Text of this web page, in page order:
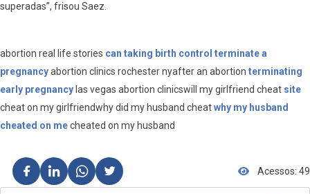
superadas”, frisou Saez.
abortion real life stories can taking birth control terminate a
pregnancyabortion clinics rochester nyafter an abortion terminating
early pregnancy las vegas abortion clinicswill my girlfriend cheat site
cheat on my girlfriendwhy did my husband cheatwhy my husband
cheated on mecheated on my husband
Acessos: 49